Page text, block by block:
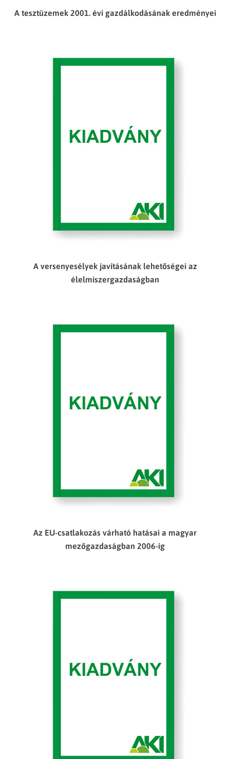
A tesztüzemek 2001. évi gazdálkodásának eredményei
A versenyesélyek javításának lehetőségei az
élelmiszergazdaságban
Az EU-csatlakozás várható hatásai a magyar
mezőgazdaságban 2006-ig